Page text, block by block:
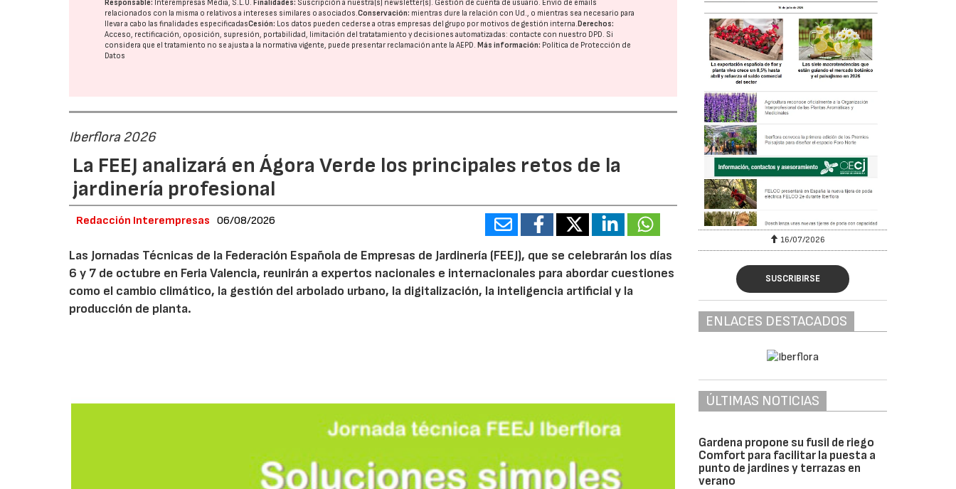
Responsable: Interempresas Media, S.L.U. Finalidades: Suscripción a nuestra(s) newsletter(s). Gestión de cuenta de usuario. Envío de emails
relacionados con la misma o relativos a intereses similares o asociados.Conservación: mientras dure la relación con Ud., o mientras sea necesario para
llevar a cabo las finalidades especificadasCesión: Los datos pueden cederse a otras empresas del grupo por motivos de gestión interna. Derechos:
Acceso, rectificación, oposición, supresión, portabilidad, limitación del tratatamiento y decisiones automatizadas: contacte con nuestro DPD. Si
considera que el tratamiento no se ajusta a la normativa vigente, puede presentar reclamación ante laAEPD. Más información: Política de Protección de
Datos
Iberflora 2026
La FEEJ analizará en Ágora Verde los principales retos de la
jardinería profesional
Redacción Interempresas 06/08/2026
Las Jornadas Técnicas de la Federación Española de Empresas de Jardinería (FEEJ), que se celebrarán los días
6 y 7 de octubre en Feria Valencia, reunirán a expertos nacionales e internacionales para abordar cuestiones
como el cambio climático, la gestión del arbolado urbano, la digitalización, la inteligencia artificial y la
producción de planta.
16/07/2026
SUSCRIBIRSE
ENLACES DESTACADOS
ÚLTIMAS NOTICIAS
Gardena propone su fusil de riego
Comfort para facilitar la puesta a
punto de jardines y terrazas en
verano